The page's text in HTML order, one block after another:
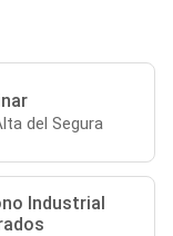
del Segura
Industrial